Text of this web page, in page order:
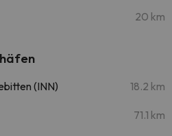
20 km
(INN) 18.2 km
71.1 km